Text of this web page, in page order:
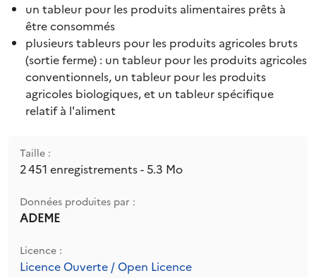
un tableur pour les produits alimentaires prêts à
être consommés
plusieurs tableurs pour les produits agricoles bruts
(sortie ferme) : un tableur pour les produits agricoles
conventionnels, un tableur pour les produits
agricoles biologiques, et un tableur spécifique
relatif à l'aliment
Taille :
2 451 enregistrements - 5.3 Mo
Données produites par :
ADEME
Licence :
Licence Ouverte / Open Licence